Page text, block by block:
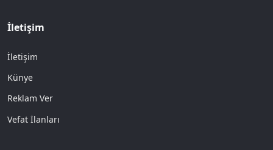
İletişim
İletişim
Künye
Reklam Ver
Vefat İlanları